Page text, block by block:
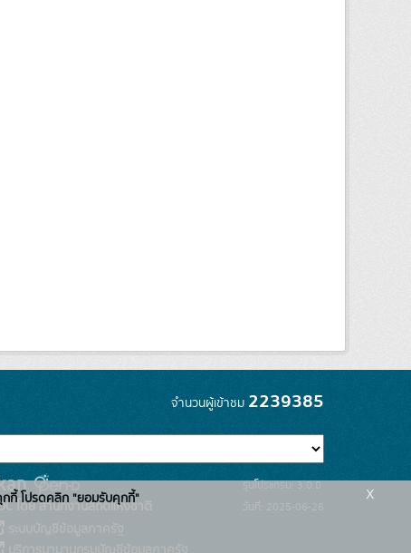
จำนวนผู้เข้าชม 2239385
โดย สำนักงานสถิติแห่งชาติ
รุ่นโปรแกรม: 3.0.0
วันที่: 2025-06-26
กกี้ โปรดคลิก "ยอมรับคุกกี้"
x